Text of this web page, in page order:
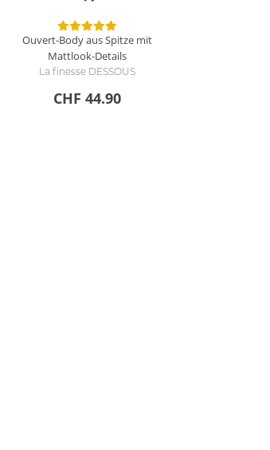
Ouvert-Body aus Spitze mit
Mattlook-Details
La finesse DESSOUS
CHF 44.90